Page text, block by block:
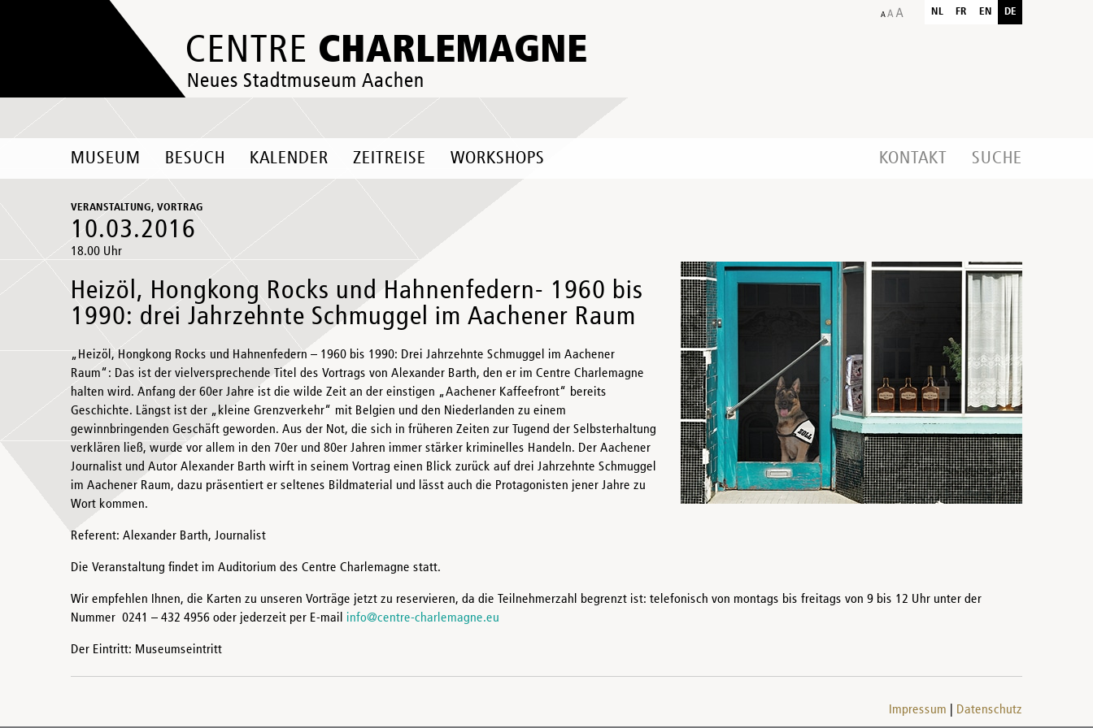
CENTRE CHARLEMAGNE
Neues Stadtmuseum Aachen
NL FR EN DE
MUSEUM BESUCH KALENDER ZEITREISE WORKSHOPS KONTAKT SUCHE
VERANSTALTUNG, VORTRAG
10.03.2016
18.00 Uhr
Heizöl, Hongkong Rocks und Hahnenfedern- 1960 bis
1990: drei Jahrzehnte Schmuggel im Aachener Raum
„Heizöl, Hongkong Rocks und Hahnenfedern – 1960 bis 1990: Drei Jahrzehnte Schmuggel im Aachener
Raum“: Das ist der vielversprechende Titel des Vortrags von Alexander Barth, den er im Centre Charlemagne
halten wird. Anfang der 60er Jahre ist die wilde Zeit an der einstigen „Aachener Kaffeefront“ bereits
Geschichte. Längst ist der „kleine Grenzverkehr“ mit Belgien und den Niederlanden zu einem
gewinnbringenden Geschäft geworden. Aus der Not, die sich in früheren Zeiten zur Tugend der Selbsterhaltung
verklären ließ, wurde vor allem in den 70er und 80er Jahren immer stärker kriminelles Handeln. Der Aachener
Journalist und Autor Alexander Barth wirft in seinem Vortrag einen Blick zurück auf drei Jahrzehnte Schmuggel
im Aachener Raum, dazu präsentiert er seltenes Bildmaterial und lässt auch die Protagonisten jener Jahre zu
Wort kommen.
Referent: Alexander Barth, Journalist
Die Veranstaltung findet im Auditorium des Centre Charlemagne statt.
Wir empfehlen Ihnen, die Karten zu unseren Vorträge jetzt zu reservieren, da die Teilnehmerzahl begrenzt ist: telefonisch von montags bis freitags von 9 bis 12 Uhr unter der
Nummer 0241 – 432 4956 oder jederzeit per E-mail info@centre-charlemagne.eu
Der Eintritt: Museumseintritt
Impressum Datenschutz